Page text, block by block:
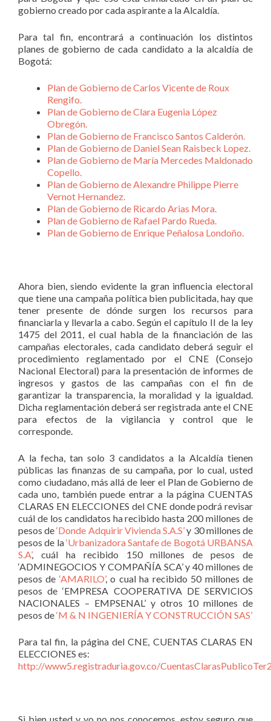
gobierno creado por cada aspirante a la Alcaldía.
Para tal fin, encontrará a continuación los distintos
planes de gobierno de cada candidato a la alcaldía de
Bogotá:
Plan de Gobierno de Carlos Vicente de Roux
Rengifo.
Plan de Gobierno de Clara Eugenia López
Obregón.
Plan de Gobierno de Francisco Santos Calderón.
Plan de Gobierno de Daniel Sean Raisbeck Lopez.
Plan de Gobierno de María Mercedes Maldonado
Copello.
Plan de Gobierno de Alexandre Philippe Pierre
Vernot Hernandez.
Plan de Gobierno de Ricardo Arias Mora.
Plan de Gobierno de Rafael Pardo Rueda.
Plan de Gobierno de Enrique Peñalosa Londoño.
Ahora bien, siendo evidente la gran influencia electoral
que tiene una campaña política bien publicitada, hay que
tener presente de dónde surgen los recursos para
financiarla y llevarla a cabo. Según el capítulo II de la ley
1475 del 2011, el cual habla de la financiación de las
campañas electorales, cada candidato deberá seguir el
procedimiento reglamentado por el CNE (Consejo
Nacional Electoral) para la presentación de informes de
ingresos y gastos de las campañas con el fin de
garantizar la transparencia, la moralidad y la igualdad.
Dicha reglamentación deberá ser registrada ante el CNE
para efectos de la vigilancia y control que le
corresponde.
A la fecha, tan solo 3 candidatos a la Alcaldía tienen
públicas las finanzas de su campaña, por lo cual, usted
como ciudadano, más allá de leer el Plan de Gobierno de
cada uno, también puede entrar a la página CUENTAS
CLARAS EN ELECCIONES del CNE donde podrá revisar
cuál de los candidatos ha recibido hasta 200 millones de
pesos de‘Donde Adquirir Vivienda S.A.S’y 30 millones de
pesos de la‘Urbanizadora Santafe de Bogotá URBANSA
S.A’, cuál ha recibido 150 millones de pesos de
‘ADMINEGOCIOS Y COMPAÑÍA SCA’ y 40 millones de
pesos de ‘AMARILO’, o cual ha recibido 50 millones de
pesos de ‘EMPRESA COOPERATIVA DE SERVICIOS
NACIONALES – EMPSENAL’ y otros 10 millones de
pesos de‘M & N INGENIERÍA Y CONSTRUCCIÓN SAS’
Para tal fin, la página del CNE, CUENTAS CLARAS EN
ELECCIONES es:
http://www5.registraduria.gov.co/